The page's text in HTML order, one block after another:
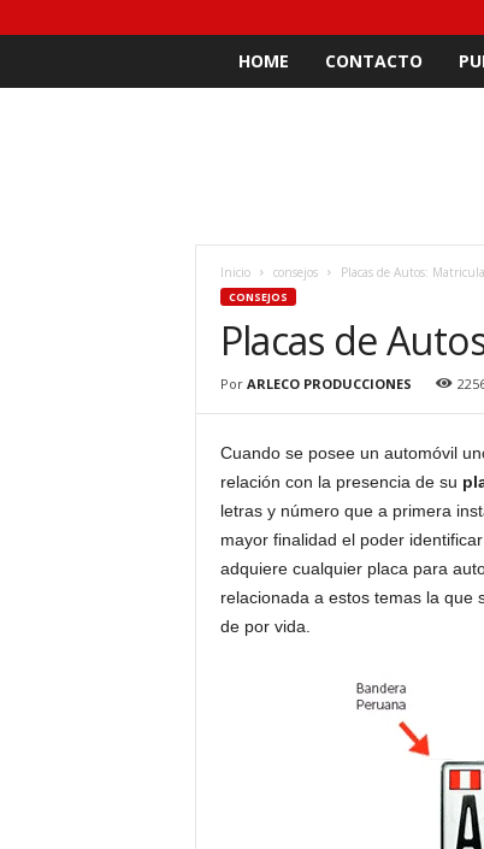
HOME CONTACTO
Inicio consejos Placas de Autos:
CONSEJOS
Placas de
Por ARLECO PRODUCCIONES
Cuando se posee un automóvil
relación con la presencia de su
letras y número que a primera
mayor finalidad el poder
adquiere cualquier placa para
relacionada a estos temas la que
de por vida.